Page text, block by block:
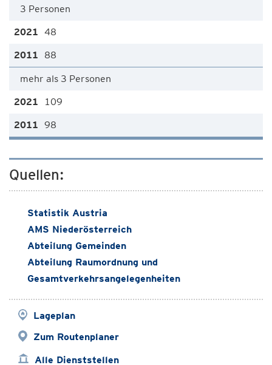
3 Personen
48
88
mehr als 3 Personen
109
98
Quellen:
Statistik Austria
AMS Niederösterreich
Abteilung Gemeinden
Abteilung Raumordnung und
Gesamtverkehrsangelegenheiten
Lageplan
Zum Routenplaner
Alle Dienststellen